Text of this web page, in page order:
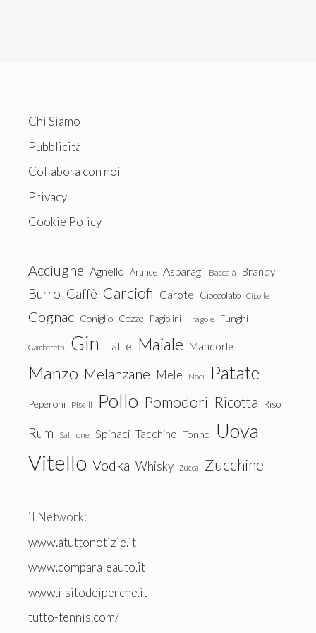
Chi Siamo
Pubblicità
Collabora con noi
Privacy
Cookie Policy
Acciughe Agnello Arance Asparagi Baccalà Brandy
Burro Caffè Carciofi Carote Cioccolato Cipolle
Cognac Coniglio Cozze Fagiolini Fragole Funghi
Gamberetti Gin Latte Maiale Mandorle
Manzo Melanzane Mele Noci Patate
Peperoni Piselli Pollo Pomodori Ricotta Riso
Rum Salmone Spinaci Tacchino Tonno Uova
Vitello Vodka Whisky Zucca Zucchine
il Network:
www.atuttonotizie.it
www.comparaleauto.it
www.ilsitodeiperche.it
tutto-tennis.com/